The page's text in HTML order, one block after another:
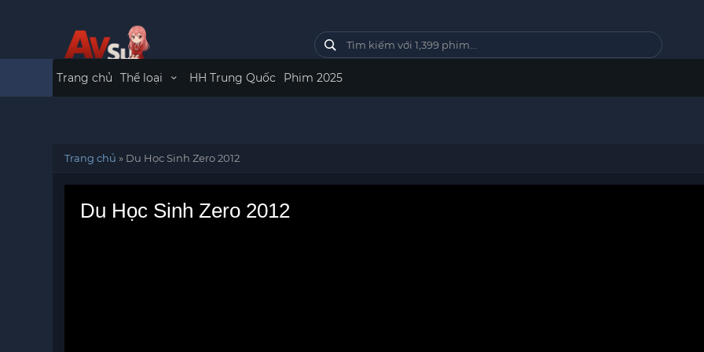
Trang chủ Thể loại HH Trung Quốc Phim 2025
Trang chủ » Du Học Sinh Zero 2012
Du Học Sinh Zero 2012